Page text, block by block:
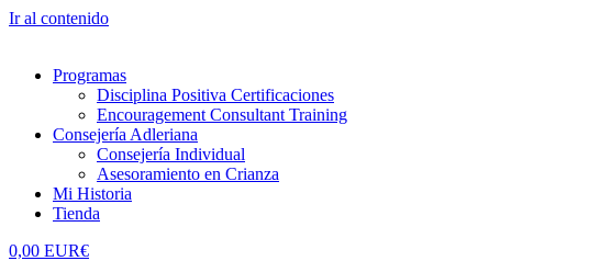
Ir al contenido
Programas
Disciplina Positiva Certificaciones
Encouragement Consultant Training
Consejería Adleriana
Consejería Individual
Asesoramiento en Crianza
Mi Historia
Tienda
0,00 EUR€